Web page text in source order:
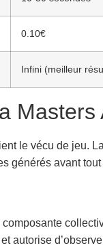
0.10€
Infini (meilleur
Masters
le vécu de jeu.
générés avant tout
autorise